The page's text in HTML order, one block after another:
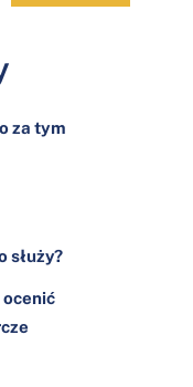
za tym
służy?